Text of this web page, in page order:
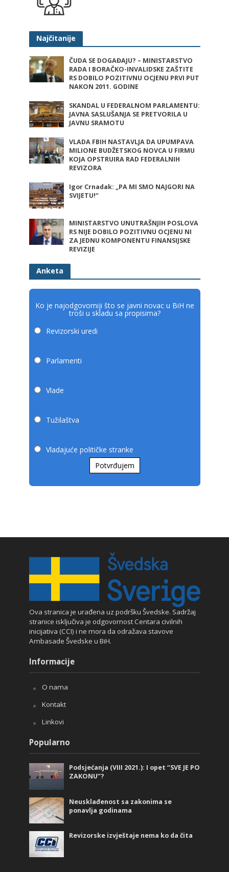
Najčitanije
ČUDA SE DOGAĐAJU? – MINISTARSTVO
RADA I BORAČKO-INVALIDSKE ZAŠTITE
RS DOBILO POZITIVNU OCJENU PRVI PUT
NAKON 2011. GODINE
SKANDAL U FEDERALNOM PARLAMENTU:
JAVNA SASLUŠANJA SE PRETVORILA U
JAVNU SRAMOTU
VLADA FBIH NASTAVLJA DA UPUMPAVA
MILIONE BUDŽETSKOG NOVCA U FIRMU
KOJA OPSTRUIRA RAD FEDERALNIH
REVIZORA
Igor Crnadak: „PA MI SMO NAJGORI NA
SVIJETU!“
MINISTARSTVO UNUTRAŠNJIH POSLOVA
RS NIJE DOBILO POZITIVNU OCJENU NI
ZA JEDNU KOMPONENTU FINANSIJSKE
REVIZIJE
Anketa
Ko je najodgovorniji što se javni novac u BiH ne
troši u skladu sa propisima?
Revizorski uredi
Parlamenti
Vlade
Tužilaštva
Vladajuće političke stranke
Potvrđujem
Ova stranica je urađena uz podršku Švedske. Sadržaj
stranice isključiva je odgovornost Centara civilnih
inicijativa (CCI) i ne mora da odražava stavove
Ambasade Švedske u BiH.
Informacije
O nama
Kontakt
Linkovi
Popularno
Podsjećanja (VIII 2021.): I opet “SVE JE PO
ZAKONU”?
Neusklađenost sa zakonima se
ponavlja godinama
Revizorske izvještaje nema ko da čita